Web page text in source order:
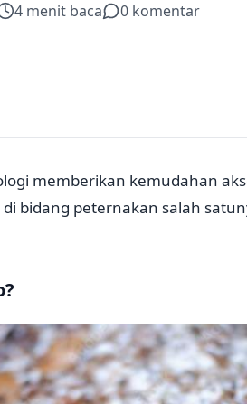
4 menit baca 0 komentar
memberikan kemudahan
bidang peternakan salah